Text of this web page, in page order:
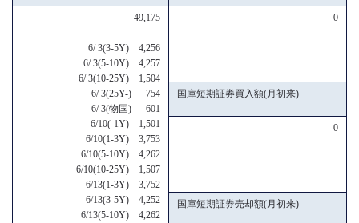
49,175
6/ 3(3-5Y) 4,256
6/ 3(5-10Y) 4,257
6/ 3(10-25Y) 1,504
6/ 3(25Y-) 754
6/ 3(物国) 601
6/10(-1Y) 1,501
6/10(1-3Y) 3,753
6/10(5-10Y) 4,262
6/10(10-25Y) 1,507
6/13(1-3Y) 3,752
6/13(3-5Y) 4,252
6/13(5-10Y) 4,262
0
国庫短期証券買入額(月初来)
0
国庫短期証券売却額(月初来)